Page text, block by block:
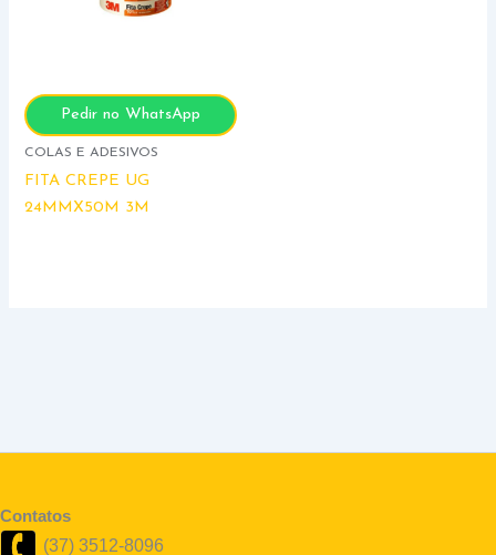
Pedir no WhatsApp
COLAS E ADESIVOS
FITA CREPE UG
24MMX50M 3M
Contatos
(37) 3512-8096